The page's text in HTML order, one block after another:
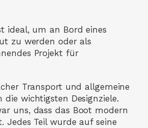
ideal, um an Bord eines
zu werden oder als
Projekt für
Transport und allgemeine
die wichtigsten Designziele.
uns, dass das Boot modern
Jedes Teil wurde auf seine